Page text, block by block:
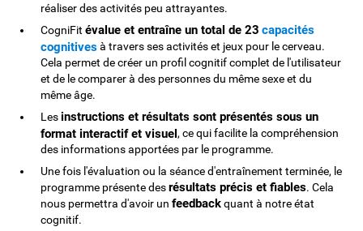
réaliser des activités peu attrayantes.
CogniFitévalue et entraîne un total de 23 capacités
cognitivesà travers ses activités et jeux pour le cerveau.
Cela permet de créer un profil cognitif complet de l'utilisateur
et de le comparer à des personnes du même sexe et du
même âge.
Lesinstructions et résultats sont présentés sous un
format interactif et visuel, ce qui facilite la compréhension
des informations apportées par le programme.
Une fois l'évaluation ou la séance d'entraînement terminée, le
programme présente desrésultats précis et fiables. Cela
nous permettra d'avoir unfeedbackquant à notre état
cognitif.